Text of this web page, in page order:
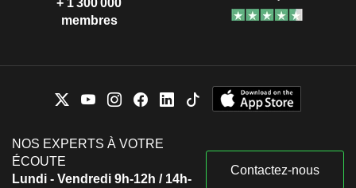
membres
NOS EXPERTS À VOTRE
ÉCOUTE
Lundi - Vendredi 9h-12h / 14h-
Contactez-nous